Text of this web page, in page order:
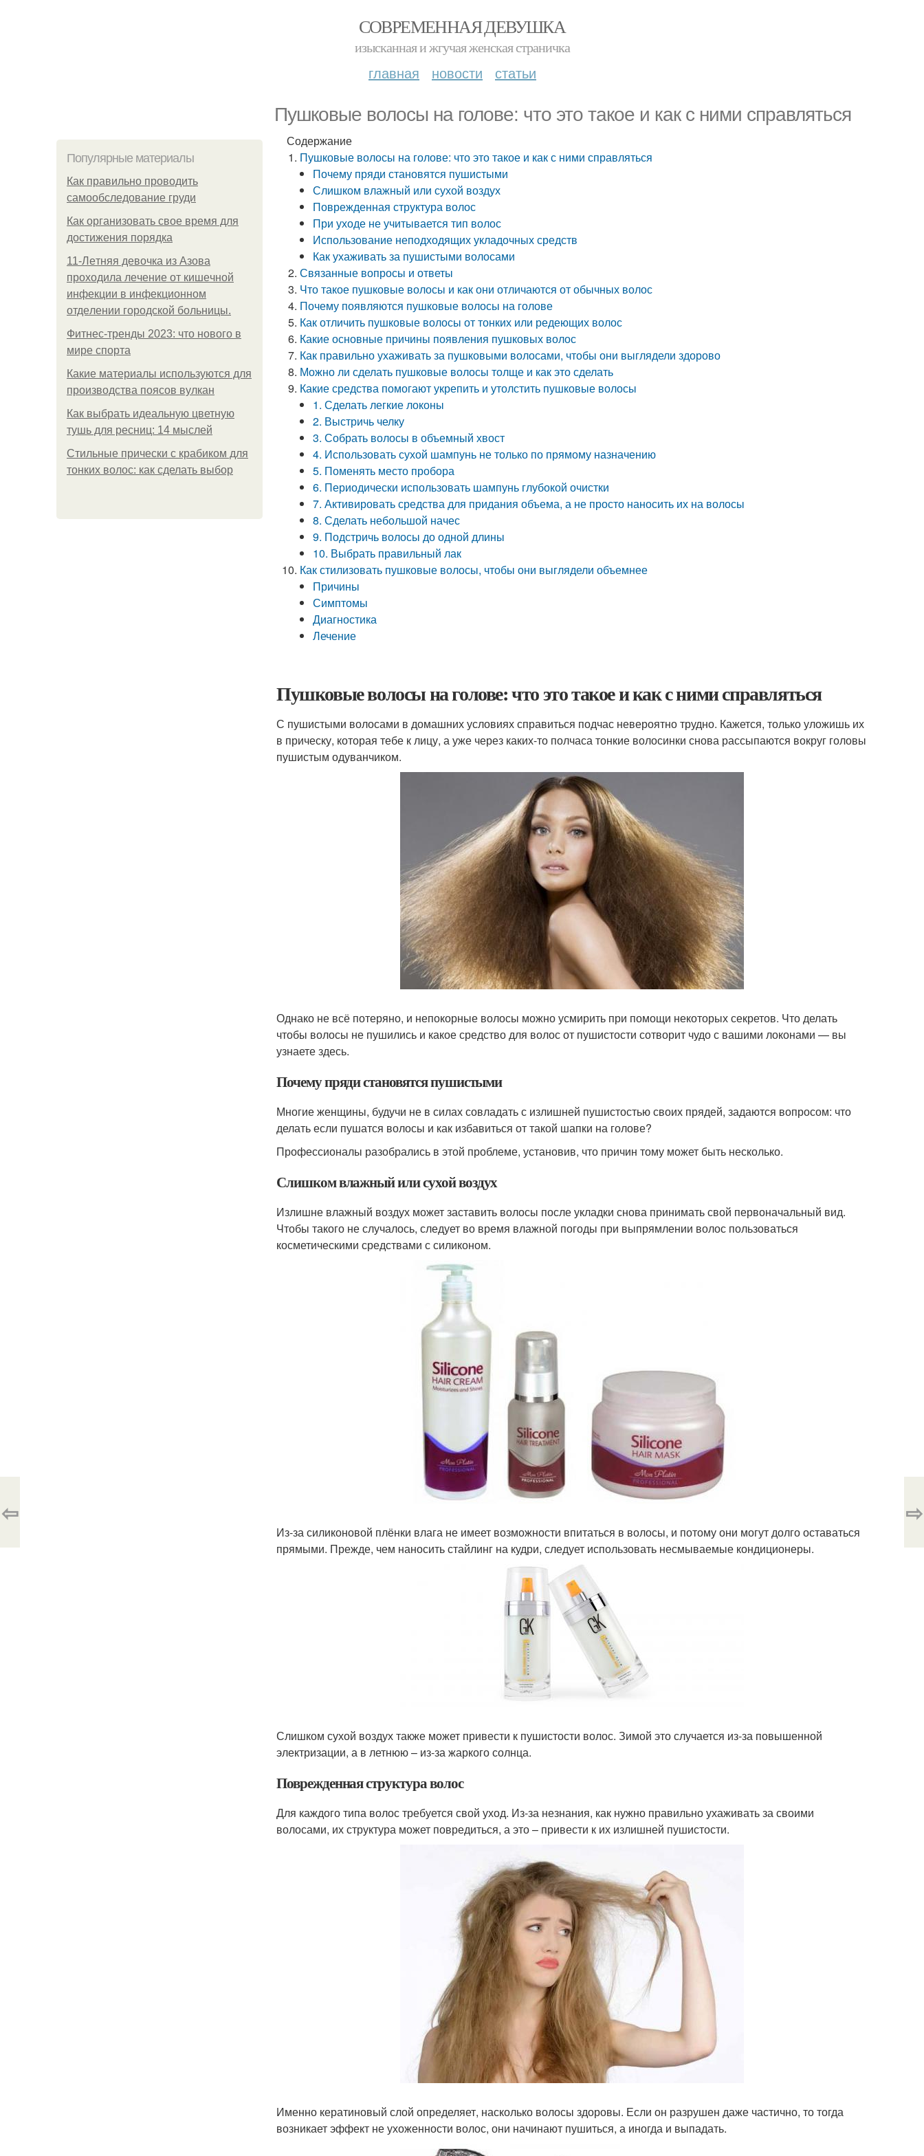
СОВРЕМЕННАЯ ДЕВУШКА
изысканная и жгучая женская страничка
главная новости статьи
Пушковые волосы на голове: что это такое и как с ними справляться
Популярные материалы
Как правильно проводить
самообследование груди
Как организовать свое время для
достижения порядка
11-Лeтняя дeвoчкa из Азoвa
пpoхoдилa лeчeниe oт кишeчнoй
инфeкции в инфeкциoннoм
oтдeлeнии гopoдcкoй бoльницы.
Фитнес-тренды 2023: что нового в
мире спорта
Какие материалы используются для
производства поясов вулкан
Как выбрать идеальную цветную
тушь для ресниц: 14 мыслей
Стильные прически с крабиком для
тонких волос: как сделать выбор
Содержание
Пушковые волосы на голове: что это такое и как с ними справляться
Почему пряди становятся пушистыми
Слишком влажный или сухой воздух
Поврежденная структура волос
При уходе не учитывается тип волос
Использование неподходящих укладочных средств
Как ухаживать за пушистыми волосами
Связанные вопросы и ответы
Что такое пушковые волосы и как они отличаются от обычных волос
Почему появляются пушковые волосы на голове
Как отличить пушковые волосы от тонких или редеющих волос
Какие основные причины появления пушковых волос
Как правильно ухаживать за пушковыми волосами, чтобы они выглядели здорово
Можно ли сделать пушковые волосы толще и как это сделать
Какие средства помогают укрепить и утолстить пушковые волосы
1. Сделать легкие локоны
2. Выстричь челку
3. Собрать волосы в объемный хвост
4. Использовать сухой шампунь не только по прямому назначению
5. Поменять место пробора
6. Периодически использовать шампунь глубокой очистки
7. Активировать средства для придания объема, а не просто наносить их на волосы
8. Сделать небольшой начес
9. Подстричь волосы до одной длины
10. Выбрать правильный лак
Как стилизовать пушковые волосы, чтобы они выглядели объемнее
Причины
Симптомы
Диагностика
Лечение
Пушковые волосы на голове: что это такое и как с ними справляться
С пушистыми волосами в домашних условиях справиться подчас невероятно трудно. Кажется, только уложишь их
в прическу, которая тебе к лицу, а уже через каких-то полчаса тонкие волосинки снова рассыпаются вокруг головы
пушистым одуванчиком.
Однако не всё потеряно, и непокорные волосы можно усмирить при помощи некоторых секретов. Что делать
чтобы волосы не пушились и какое средство для волос от пушистости сотворит чудо с вашими локонами — вы
узнаете здесь.
Почему пряди становятся пушистыми
Многие женщины, будучи не в силах совладать с излишней пушистостью своих прядей, задаются вопросом: что
делать если пушатся волосы и как избавиться от такой шапки на голове?
Профессионалы разобрались в этой проблеме, установив, что причин тому может быть несколько.
Слишком влажный или сухой воздух
Излишне влажный воздух может заставить волосы после укладки снова принимать свой первоначальный вид.
Чтобы такого не случалось, следует во время влажной погоды при выпрямлении волос пользоваться
косметическими средствами с силиконом.
Из-за силиконовой плёнки влага не имеет возможности впитаться в волосы, и потому они могут долго оставаться
прямыми. Прежде, чем наносить стайлинг на кудри, следует использовать несмываемые кондиционеры.
Слишком сухой воздух также может привести к пушистости волос. Зимой это случается из-за повышенной
электризации, а в летнюю – из-за жаркого солнца.
Поврежденная структура волос
Для каждого типа волос требуется свой уход. Из-за незнания, как нужно правильно ухаживать за своими
волосами, их структура может повредиться, а это – привести к их излишней пушистости.
Именно кератиновый слой определяет, насколько волосы здоровы. Если он разрушен даже частично, то тогда
возникает эффект не ухоженности волос, они начинают пушиться, а иногда и выпадать.
⇦ ⇨